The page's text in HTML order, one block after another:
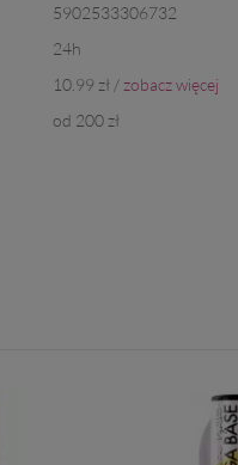
5902533306732
24h
10.99 zł /zobacz więcej
od 200 zł